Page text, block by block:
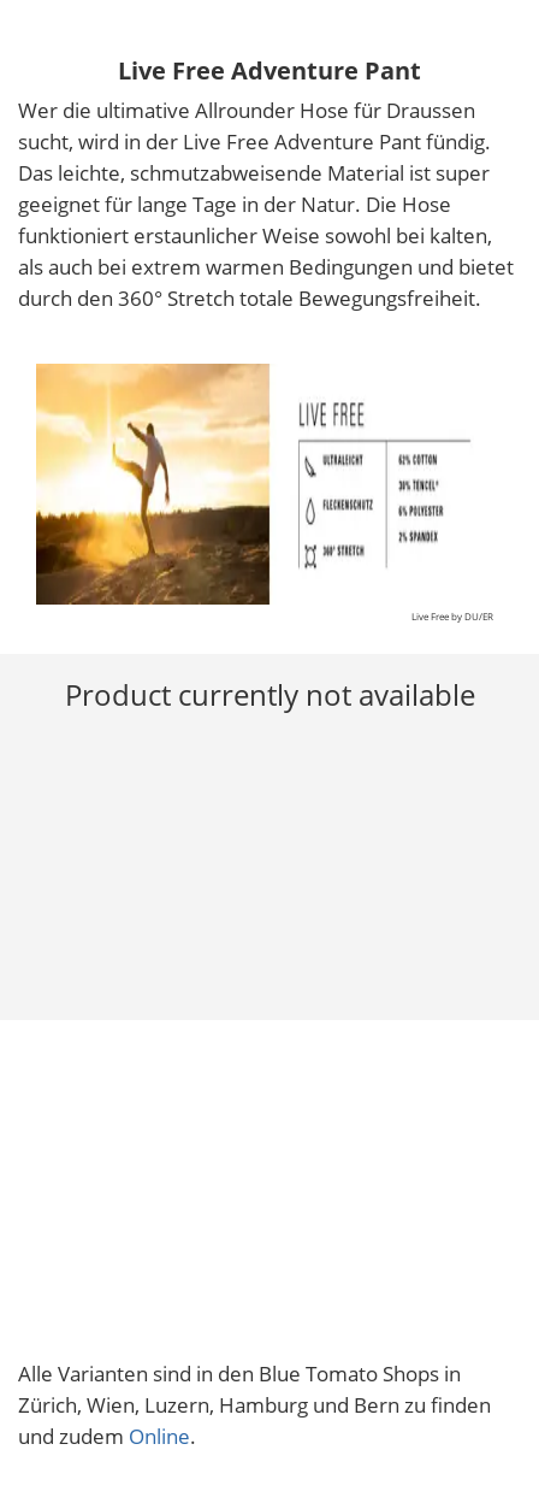
Live Free Adventure Pant
Wer die ultimative Allrounder Hose für Draussen
sucht, wird in der Live Free Adventure Pant fündig.
Das leichte, schmutzabweisende Material ist super
geeignet für lange Tage in der Natur. Die Hose
funktioniert erstaunlicher Weise sowohl bei kalten,
als auch bei extrem warmen Bedingungen und bietet
durch den 360° Stretch totale Bewegungsfreiheit.
Live Free by DU/ER
Product currently not available
Alle Varianten sind in den Blue Tomato Shops in
Zürich, Wien, Luzern, Hamburg und Bern zu finden
und zudem Online.